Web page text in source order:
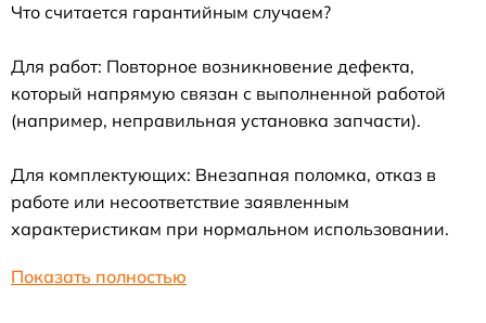
Что считается гарантийным случаем?
Для работ: Повторное возникновение дефекта,
который напрямую связан с выполненной работой
(например, неправильная установка запчасти).
Для комплектующих: Внезапная поломка, отказ в
работе или несоответствие заявленным
характеристикам при нормальном использовании.
Показать полностью